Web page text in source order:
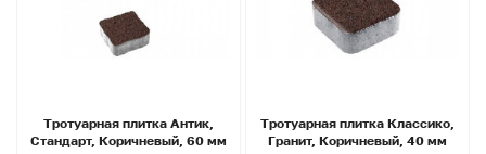
Тротуарная плитка Антик,
Стандарт, Коричневый, 60 мм
Тротуарная плитка Классико,
Гранит, Коричневый, 40 мм